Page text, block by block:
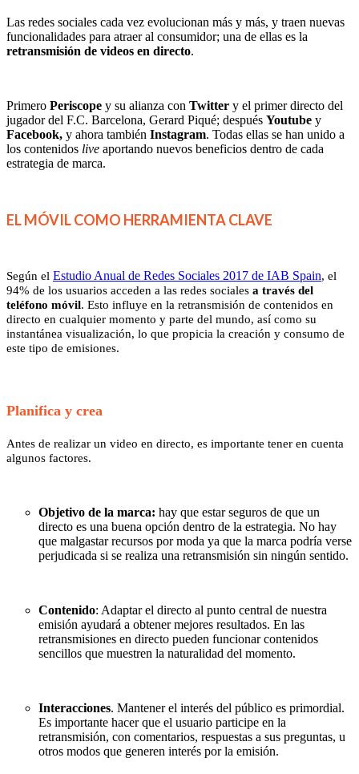
Las redes sociales cada vez evolucionan más y más, y traen nuevas
funcionalidades para atraer al consumidor; una de ellas es la
retransmisión de videos en directo.
Primero Periscope y su alianza con Twitter y el primer directo del
jugador del F.C. Barcelona, Gerard Piqué; después Youtube y
Facebook, y ahora también Instagram. Todas ellas se han unido a
los contenidos live aportando nuevos beneficios dentro de cada
estrategia de marca.
EL MÓVIL COMO HERRAMIENTA CLAVE
Según el Estudio Anual de Redes Sociales 2017 de IAB Spain, el
94% de los usuarios acceden a las redes sociales a través del
teléfono móvil. Esto influye en la retransmisión de contenidos en
directo en cualquier momento y parte del mundo, así como su
instantánea visualización, lo que propicia la creación y consumo de
este tipo de emisiones.
Planifica y crea
Antes de realizar un video en directo, es importante tener en cuenta
algunos factores.
Objetivo de la marca: hay que estar seguros de que un
directo es una buena opción dentro de la estrategia. No hay
que malgastar recursos por moda ya que la marca podría verse
perjudicada si se realiza una retransmisión sin ningún sentido.
Contenido: Adaptar el directo al punto central de nuestra
emisión ayudará a obtener mejores resultados. En las
retransmisiones en directo pueden funcionar contenidos
sencillos que muestren la naturalidad del momento.
Interacciones. Mantener el interés del público es primordial.
Es importante hacer que el usuario participe en la
retransmisión, con comentarios, respuestas a sus preguntas, u
otros modos que generen interés por la emisión.